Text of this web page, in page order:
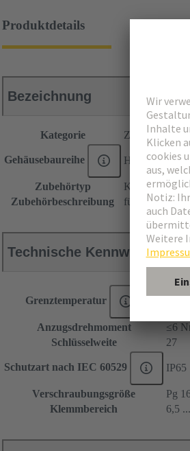
Produktdetails
Bezeichnung
Kategorie Zubehör
Gehäusebaureihe Han-
Zubehörtyp
Zubehörbeschreibung
für
Technische Kennwerte
Grenztemperatur
Anzugsdrehmoment
≤6
Schlüsselweite
27
Schutzart nach IEC 60529 IP65
Verschraubungsgröße
Pg
Klemmbereich
6,5